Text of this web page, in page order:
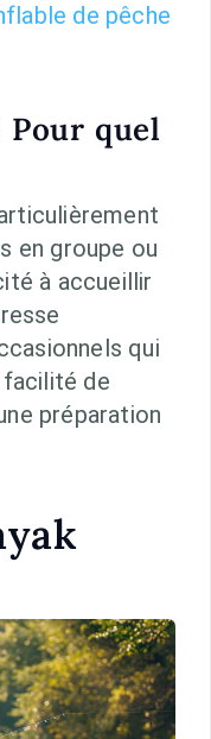
de pêche
Pour quel
en groupe ou
à accueillir
qui
de
préparation